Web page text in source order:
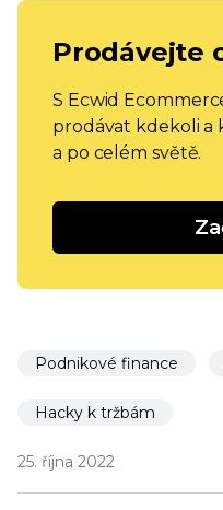
Prodávejte
S Ecwid
prodávat kdekoli a
a po celém světě.
Podnikové finance
Hacky k tržbám
25. října 2022